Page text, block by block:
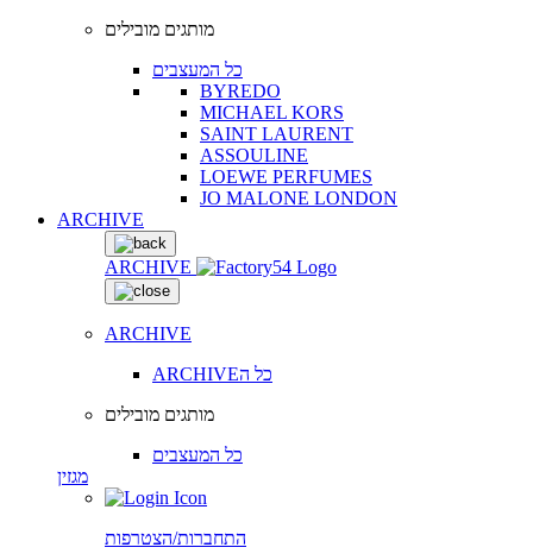
מותגים מובילים
כל המעצבים
BYREDO
MICHAEL KORS
SAINT LAURENT
ASSOULINE
LOEWE PERFUMES
JO MALONE LONDON
ARCHIVE
ARCHIVE
ARCHIVE
ARCHIVEכל ה
מותגים מובילים
כל המעצבים
מגזין
התחברות/הצטרפות